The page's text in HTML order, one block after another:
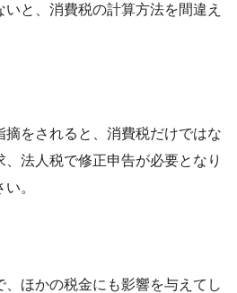
と、消費税の計算方法を間違え
摘をされると、消費税だけではな
、法人税で修正申告が必要となり
。
ほかの税金にも影響を与えてし